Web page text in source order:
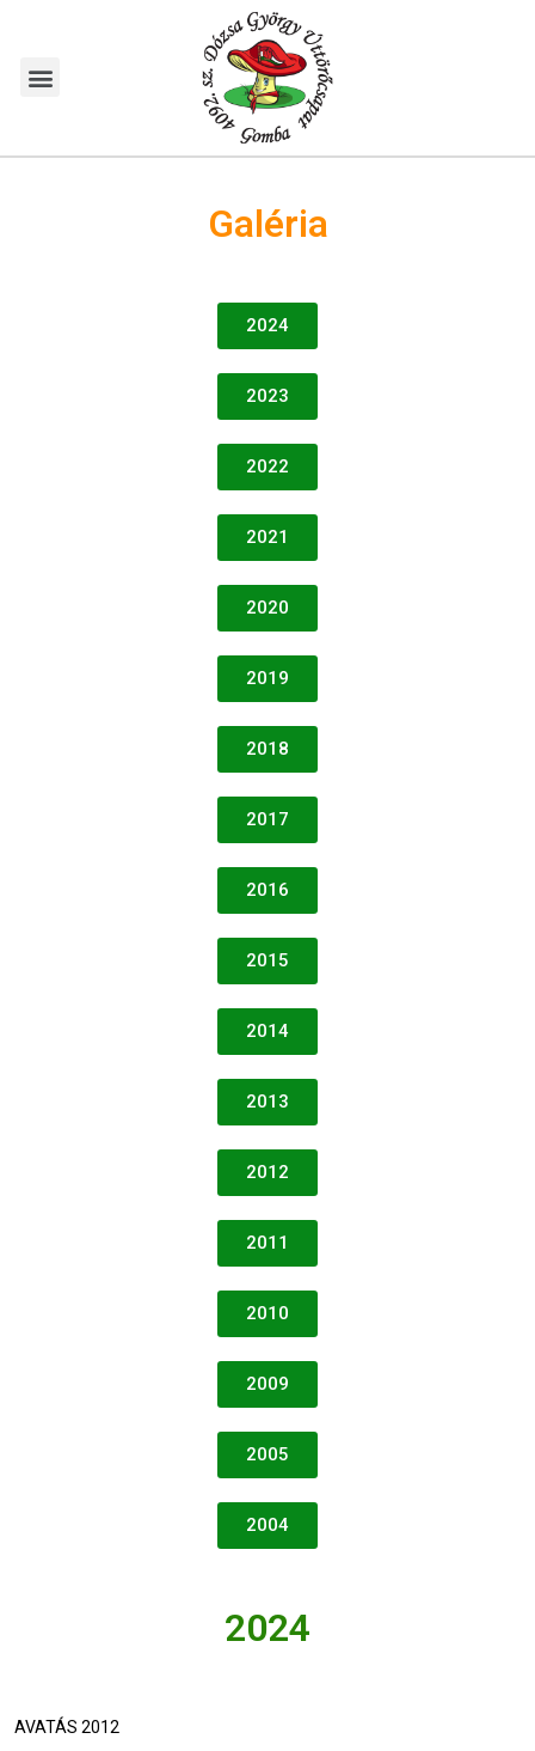
Galéria
2024
2023
2022
2021
2020
2019
2018
2017
2016
2015
2014
2013
2012
2011
2010
2009
2005
2004
2024
AVATÁS 2012